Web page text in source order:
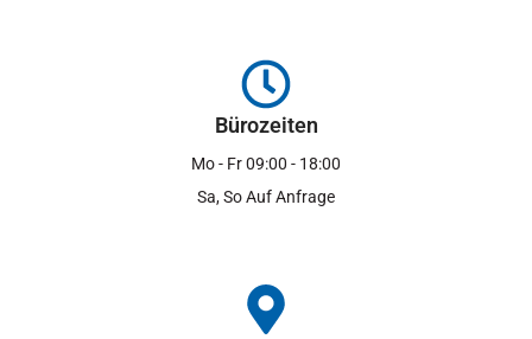
Bürozeiten
Mo - Fr 09:00 - 18:00
Sa, So Auf Anfrage